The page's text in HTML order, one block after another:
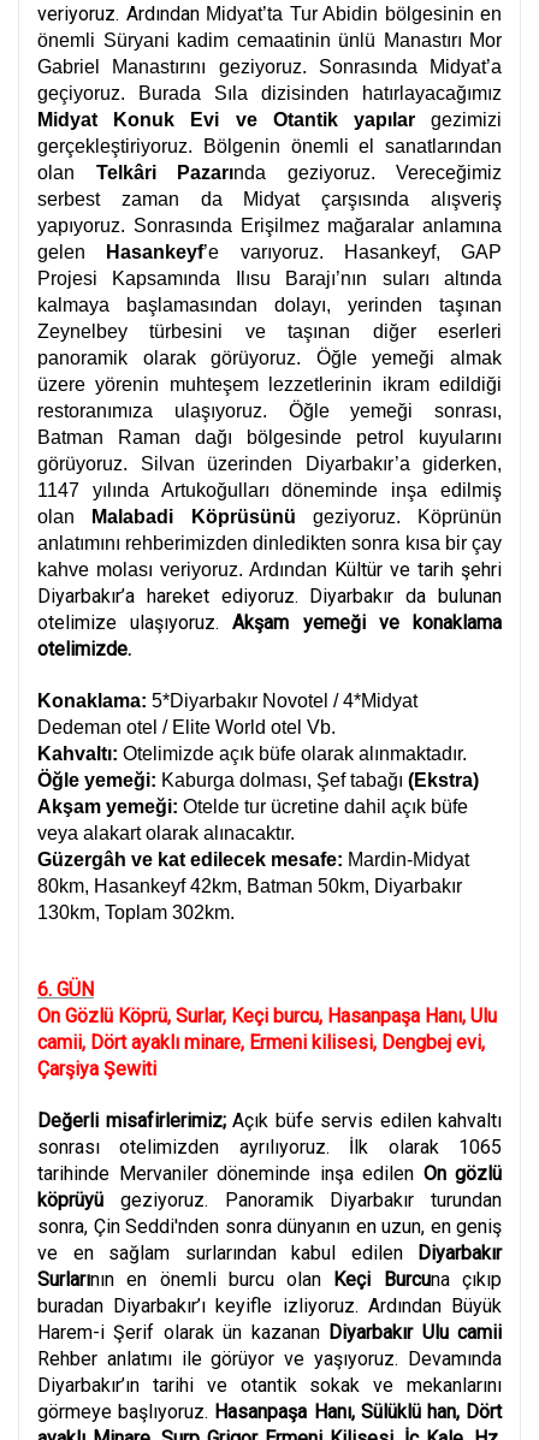
veriyoruz. Ardından Midyat’ta Tur Abidin bölgesinin en
önemli Süryani kadim cemaatinin ünlü Manastırı Mor
Gabriel Manastırını geziyoruz. Sonrasında Midyat’a
geçiyoruz. Burada Sıla dizisinden hatırlayacağımız
Midyat Konuk Evi ve Otantik yapılar gezimizi
gerçekleştiriyoruz. Bölgenin önemli el sanatlarından
olan Telkâri Pazarında geziyoruz. Vereceğimiz
serbest zaman da Midyat çarşısında alışveriş
yapıyoruz. Sonrasında Erişilmez mağaralar anlamına
gelen
Hasankeyf’e varıyoruz. Hasankeyf, GAP
Projesi Kapsamında Ilısu Barajı’nın suları altında
kalmaya başlamasından dolayı, yerinden taşınan
Zeynelbey türbesini ve taşınan diğer eserleri
panoramik olarak görüyoruz. Öğle yemeği almak
üzere yörenin muhteşem lezzetlerinin ikram edildiği
restoranımıza ulaşıyoruz. Öğle yemeği sonrası,
Batman Raman dağı bölgesinde petrol kuyularını
görüyoruz. Silvan üzerinden Diyarbakır’a giderken,
1147 yılında Artukoğulları döneminde inşa edilmiş
olan
Malabadi Köprüsünü geziyoruz.
Köprünün
anlatımını rehberimizden dinledikten sonra kısa bir çay
kahve molası veriyoruz. Ardından Kültür ve tarih şehri
Diyarbakır’a hareket ediyoruz. Diyarbakır da bulunan
otelimize ulaşıyoruz.Akşam yemeği ve konaklama
otelimizde.
Konaklama: 5*Diyarbakır Novotel / 4*Midyat
Dedeman otel / Elite World otel Vb.
Kahvaltı: Otelimizde açık büfe olarak alınmaktadır.
Öğle yemeği: Kaburga dolması, Şef tabağı (Ekstra)
Akşam yemeği: Otelde tur ücretine dahil açık büfe
veya alakart olarak alınacaktır.
Güzergâh ve kat edilecek mesafe: Mardin-Midyat
80km, Hasankeyf 42km, Batman 50km, Diyarbakır
130km, Toplam 302km.
6. GÜN
On Gözlü Köprü, Surlar, Keçi burcu, Hasanpaşa Hanı, Ulu
camii, Dört ayaklı minare, Ermeni kilisesi, Dengbej evi,
Çarşiya Şewiti
Değerli misafirlerimiz;Açık büfe servis edilen kahvaltı
sonrası otelimizden ayrılıyoruz. İlk olarak 1065
tarihinde Mervaniler döneminde inşa edilen On gözlü
köprüyü geziyoruz. Panoramik Diyarbakır turundan
sonra, Çin Seddi'nden sonra dünyanın en uzun, en geniş
ve en sağlam surlarından kabul edilen Diyarbakır
Surlarının en önemli burcu olan Keçi Burcuna çıkıp
buradan Diyarbakır’ı keyifle izliyoruz. Ardından Büyük
Harem-i Şerif olarak ün kazanan Diyarbakır Ulu camii
Rehber anlatımı ile görüyor ve yaşıyoruz. Devamında
Diyarbakır’ın tarihi ve otantik sokak ve mekanlarını
görmeye başlıyoruz. Hasanpaşa Hanı, Sülüklü han, Dört